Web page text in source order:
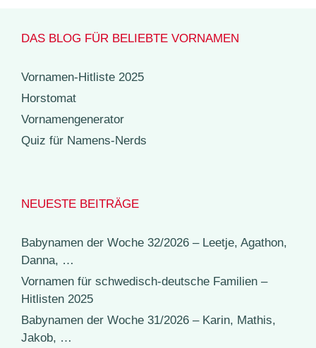
DAS BLOG FÜR BELIEBTE VORNAMEN
Vornamen-Hitliste 2025
Horstomat
Vornamengenerator
Quiz für Namens-Nerds
NEUESTE BEITRÄGE
Babynamen der Woche 32/2026 – Leetje, Agathon,
Danna, …
Vornamen für schwedisch-deutsche Familien –
Hitlisten 2025
Babynamen der Woche 31/2026 – Karin, Mathis,
Jakob, …